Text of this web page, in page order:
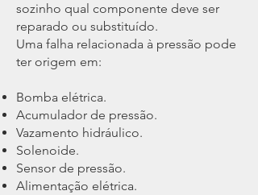
sozinho qual componente deve ser
reparado ou substituído.
Uma falha relacionada à pressão pode
ter origem em:
Bomba elétrica.
Acumulador de pressão.
Vazamento hidráulico.
Solenoide.
Sensor de pressão.
Alimentação elétrica.